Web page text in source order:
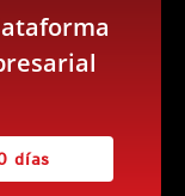
días